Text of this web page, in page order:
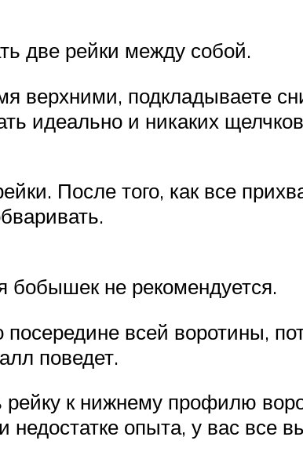
две рейки между собой.
верхними, подкладываете
идеально и никаких
После того, как все
бобышек не рекомендуется.
посередине всей воротины,
поведет.
к нижнему профилю
недостатке опыта, у вас все